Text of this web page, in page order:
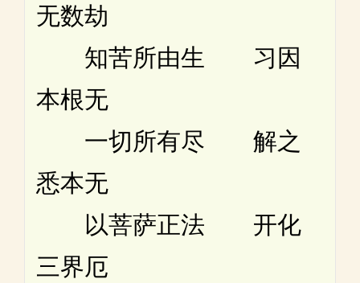
无数劫
知苦所由生 习因
本根无
一切所有尽 解之
悉本无
以菩萨正法 开化
三界厄